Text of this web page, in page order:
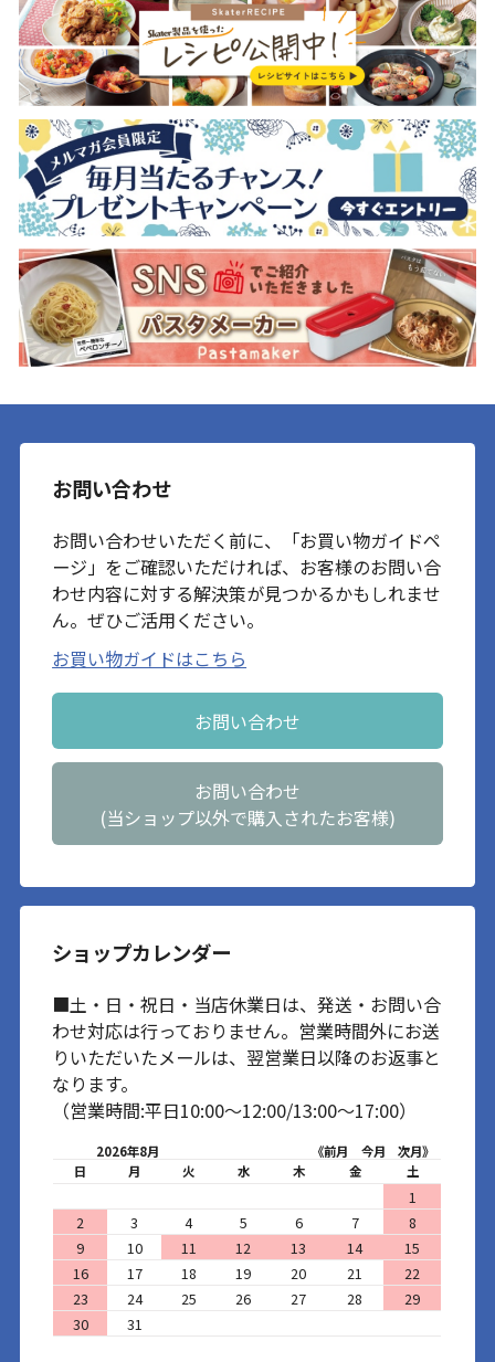
お問い合わせ
お問い合わせいただく前に、「お買い物ガイドペ
ージ」をご確認いただければ、お客様のお問い合
わせ内容に対する解決策が見つかるかもしれませ
ん。ぜひご活用ください。
お買い物ガイドはこちら
お問い合わせ
お問い合わせ
(当ショップ以外で購入されたお客様)
ショップカレンダー
■土・日・祝日・当店休業日は、発送・お問い合
わせ対応は行っておりません。営業時間外にお送
りいただいたメールは、翌営業日以降のお返事と
なります。
（営業時間:平日10:00～12:00/13:00～17:00）
2026年8月 《前月 今月
次月》
日
月 火 水 木 金 土
1
2
3 4 5 6 7
8
9
10 11 12 13 14
15
16
17 18 19 20 21
22
23
24 25 26 27 28
29
30
31